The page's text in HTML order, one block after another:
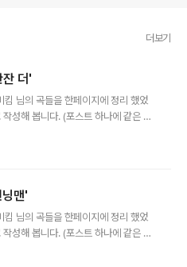
더보기
더'
님의 곡들을 한페이지에 정리 했었
성해 봅니다. (포스트 하나에 같은 곡
필름이 끊기지만 어쨋든 집은 찾아
쪽 팔려 견뎌 낼 수 있다면 한잔 더
다 똑같애.난 자신 있는 게임에만 레
걸어비틀비틀대는 꼴이 이미 게임 s
맨'
님의 곡들을 한페이지에 정리 했었
성해 봅니다. (포스트 하나에 같은 곡